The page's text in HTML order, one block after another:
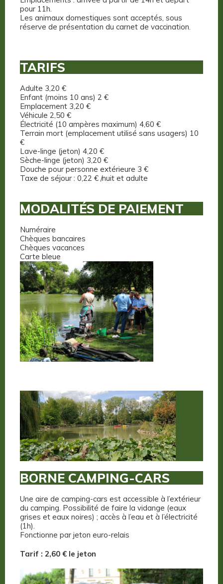
pour 11h.
Les animaux domestiques sont acceptés, sous
réserve de présentation du carnet de vaccination.
TARIFS
Adulte 3,20 €
Enfant (moins 10 ans) 2 €
Emplacement 3,20 €
Véhicule 2,50 €
Électricité (10 ampères maximum) 4,60 €
Terrain mort (emplacement utilisé sans usagers) 10
€
Lave-linge (jeton) 4,20 €
Sèche-linge (jeton) 3,20 €
Douche pour personne extérieure 3 €
Taxe de séjour : 0,22 € /nuit et adulte
MODALITÉS DE PAIEMENT
Numéraire
Chèques bancaires
Chèques vacances
Carte bleue
BORNE CAMPING-CARS
Une aire de camping-cars est accessible à l’extérieur
du camping. Possibilité de faire la vidange (eaux
grises et eaux noires) ; accès à l’eau et à l’électricité
(1h).
Fonctionne par jeton euro-relais
Tarif : 2,60 € le jeton